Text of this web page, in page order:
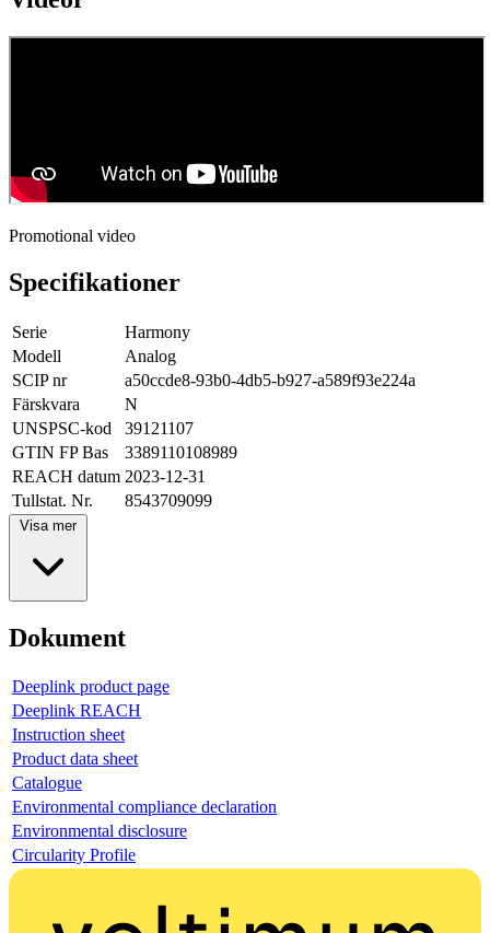
Promotional video
Specifikationer
Serie
Harmony
Modell
Analog
SCIP nr
a50ccde8-93b0-4db5-b927-a589f93e224a
Färskvara
N
UNSPSC-kod
39121107
GTIN FP Bas
3389110108989
REACH datum 2023-12-31
Tullstat. Nr.
8543709099
Visa mer
Dokument
Deeplink product page
Deeplink REACH
Instruction sheet
Product data sheet
Catalogue
Environmental compliance declaration
Environmental disclosure
Circularity Profile